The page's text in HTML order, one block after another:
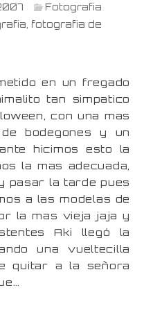
Fotografia
fotografia de
en un fregado
tan simpatico
con una mas
bodegones y un
hicimos esto la
la mas adecuada,
pasar la tarde pues
a las modelas de
la mas vieja jaja y
Aki llegó la
una vueltecilla
quitar a la señora